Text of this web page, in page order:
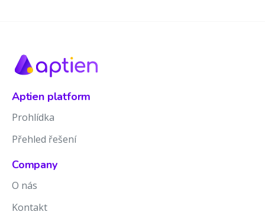
Aptien platform
Prohlídka
Přehled řešení
Company
O nás
Kontakt